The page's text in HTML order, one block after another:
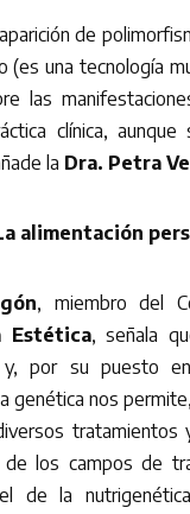
de
(es una tecnología
las
clínica,
la Dra. Petra
alimentación
, miembro del
Estética, señala
por su puesto
genética nos
tratamientos
de los campos de
de la